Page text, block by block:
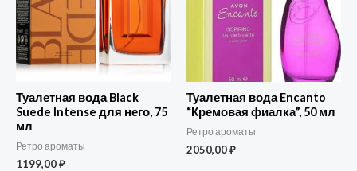
Туалетная вода Black
Suede Intense для него, 75
мл
Ретро ароматы
1199,00₽
Туалетная вода Encanto
“Кремовая фиалка”, 50 мл
Ретро ароматы
2050,00₽